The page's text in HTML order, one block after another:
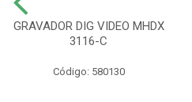
GRAVADOR DIG VIDEO MHDX
3116-C
Código: 580130